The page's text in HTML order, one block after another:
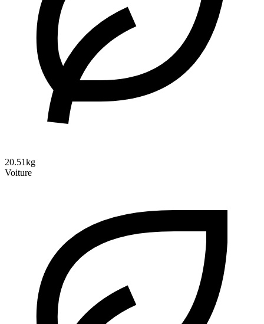
20.51kg
Voiture